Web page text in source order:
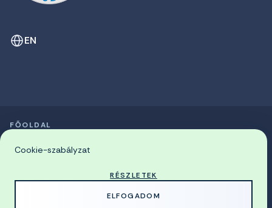
EN
© 2026 Miskolci Egyetem
FŐOLDAL
Cookie-szabályzat
RÉSZLETEK
ELFOGADOM